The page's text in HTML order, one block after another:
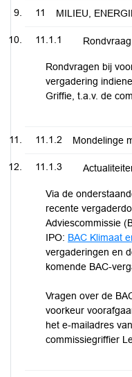
11 MILIEU,
11.1.1 Rondvraag
Rondvragen bij
vergadering
Griffie, t.a.v. de
11.1.2 Mondelinge
11.1.3
Via de
recente
Adviescommissie
IPO: BAC Klimaat
vergaderingen en
komende BAC-
Vragen over de
voorkeur
het e-mailadres
commissiegriffier